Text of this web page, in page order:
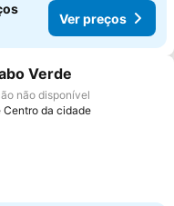
Ver preços
aos favoritos
Verde
não disponível
Centro da cidade